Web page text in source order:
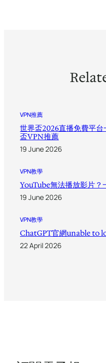
VPN推薦
世界盃2026直播免費平
盃VPN推薦
19 June 2026
VPN教學
YouTube無法播放影片？
19 June 2026
VPN教學
ChatGPT官網unable to
22 April 2026